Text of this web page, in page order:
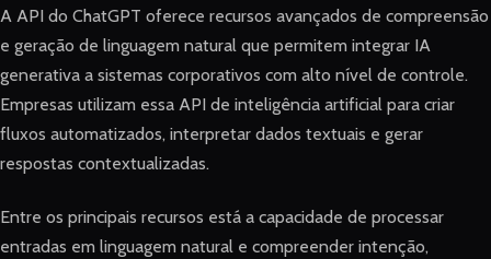
A API do ChatGPT oferece recursos avançados de compreensão
e geração de linguagem natural que permitem integrar IA
generativa a sistemas corporativos com alto nível de controle.
Empresas utilizam essa API de inteligência artificial para criar
fluxos automatizados, interpretar dados textuais e gerar
respostas contextualizadas.
Entre os principais recursos está a capacidade de processar
entradas em linguagem natural e compreender intenção,